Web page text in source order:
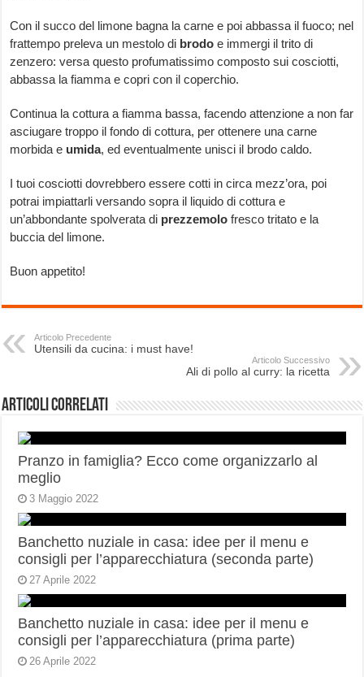
Con il succo del limone bagna la carne e poi abbassa il fuoco; nel
frattempo preleva un mestolo di brodo e immergi il trito di
zenzero: versa questo profumatissimo composto sui cosciotti,
abbassa la fiamma e copri con il coperchio.
Continua la cottura a fiamma bassa, facendo attenzione a non far
asciugare troppo il fondo di cottura, per ottenere una carne
morbida e umida, ed eventualmente unisci il brodo caldo.
I tuoi cosciotti dovrebbero essere cotti in circa mezz’ora, poi
potrai impiattarli versando sopra il liquido di cottura e
un’abbondante spolverata di prezzemolo fresco tritato e la
buccia del limone.
Buon appetito!
Articolo Precedente
Utensili da cucina: i must have!
Articolo Successivo
Ali di pollo al curry: la ricetta
Articoli correlati
Pranzo in famiglia? Ecco come organizzarlo al
meglio
3 Maggio 2022
Banchetto nuziale in casa: idee per il menu e
consigli per l’apparecchiatura (seconda parte)
27 Aprile 2022
Banchetto nuziale in casa: idee per il menu e
consigli per l’apparecchiatura (prima parte)
26 Aprile 2022